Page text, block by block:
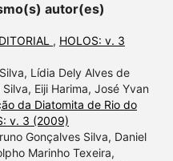
autor(es)
, HOLOS: v. 3
Lídia Dely Alves de
Eiji Harima, José Yvan
da Diatomita de Rio do
v. 3 (2009)
Gonçalves Silva, Daniel
Marinho Texeira,